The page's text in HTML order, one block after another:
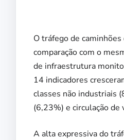
O tráfego de
comparação com o
de infraestrutura
14 indicadores
classes não industriais
(6,23%) e circulação
A alta expressiva do